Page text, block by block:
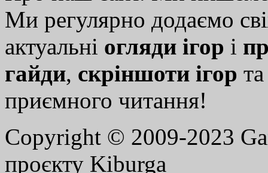
Ми регулярно додаємо
актуальні огляди ігор і
гайди, скріншоти ігор
приємного читання!
Copyright © 2009-2023
проєкту Kiburga